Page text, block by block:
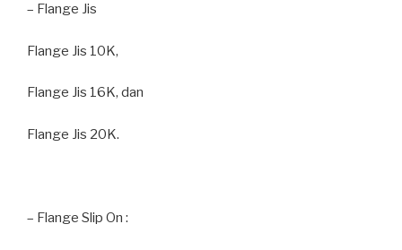
– Flange Jis
Flange Jis 10K,
Flange Jis 16K, dan
Flange Jis 20K.
– Flange Slip On :